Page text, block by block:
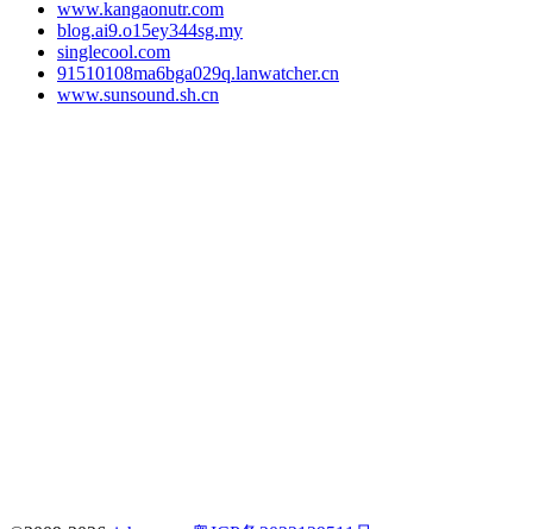
www.kangaonutr.com
blog.ai9.o15ey344sg.my
singlecool.com
91510108ma6bga029q.lanwatcher.cn
www.sunsound.sh.cn